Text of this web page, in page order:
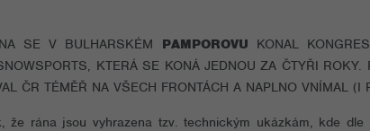
SE V BULHARSKÉM PAMPOROVU KONAL KONGRES
KTERÁ SE KONÁ JEDNOU ZA ČTYŘI
ČR TÉMĚŘ NA VŠECH FRONTÁCH A NAPLNO VNÍMAL
že rána jsou vyhrazena tzv. technickým ukázkám, kde